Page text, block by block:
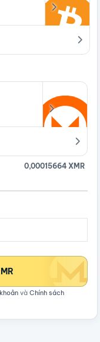
0,00015664 XMR
và Chính sách